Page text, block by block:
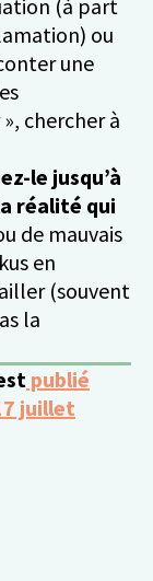
(à part
ou
une
chercher à
le jusqu’à
réalité qui
de mauvais
en
(souvent
la
publié
juillet